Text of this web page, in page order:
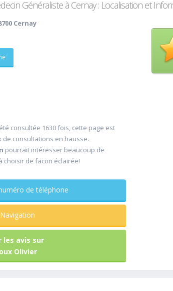
Généraliste à Cernay : Localisation et
Cernay
consultée 1630 fois, cette page est
de consultations en hausse.
pourrait intéresser beaucoup de
choisir de facon éclairée!
le numéro de téléphone
Navigation
les avis sur
Olivier